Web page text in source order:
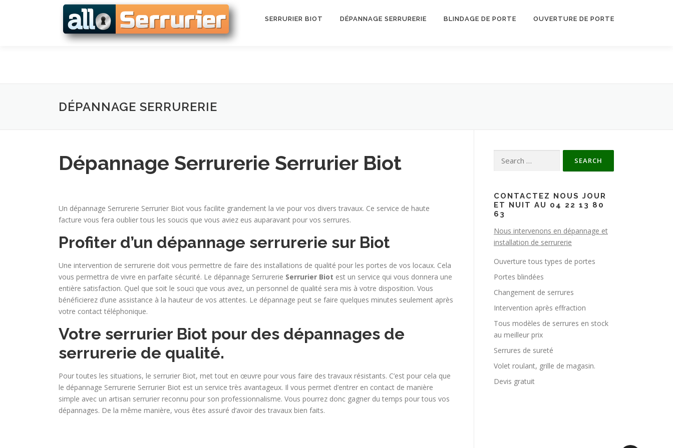
SERRURIER BIOT DÉPANNAGE SERRURERIE BLINDAGE DE PORTE OUVERTURE DE PORTE
DÉPANNAGE SERRURERIE
Dépannage Serrurerie Serrurier Biot
Un dépannage Serrurerie Serrurier Biot vous facilite grandement la vie pour vos divers travaux. Ce service de haute
facture vous fera oublier tous les soucis que vous aviez eus auparavant pour vos serrures.
Profiter d’un dépannage serrurerie sur Biot
Une intervention de serrurerie doit vous permettre de faire des installations de qualité pour les portes de vos locaux. Cela
vous permettra de vivre en parfaite sécurité. Le dépannage Serrurerie Serrurier Biot est un service qui vous donnera une
entière satisfaction. Quel que soit le souci que vous avez, un personnel de qualité sera mis à votre disposition. Vous
bénéficierez d’une assistance à la hauteur de vos attentes. Le dépannage peut se faire quelques minutes seulement après
votre contact téléphonique.
Votre serrurier Biot pour des dépannages de
serrurerie de qualité.
Pour toutes les situations, le serrurier Biot, met tout en œuvre pour vous faire des travaux résistants. C’est pour cela que
le dépannage Serrurerie Serrurier Biot est un service très avantageux. Il vous permet d’entrer en contact de manière
simple avec un artisan serrurier reconnu pour son professionnalisme. Vous pourrez donc gagner du temps pour tous vos
dépannages. De la même manière, vous êtes assuré d’avoir des travaux bien faits.
Search for:
CONTACTEZ NOUS JOUR
ET NUIT AU 04 22 13 80
63
Nous intervenons en dépannage et
installation de serrurerie
Ouverture tous types de portes
Portes blindées
Changement de serrures
Intervention après effraction
Tous modèles de serrures en stock
au meilleur prix
Serrures de sureté
Volet roulant, grille de magasin.
Devis gratuit